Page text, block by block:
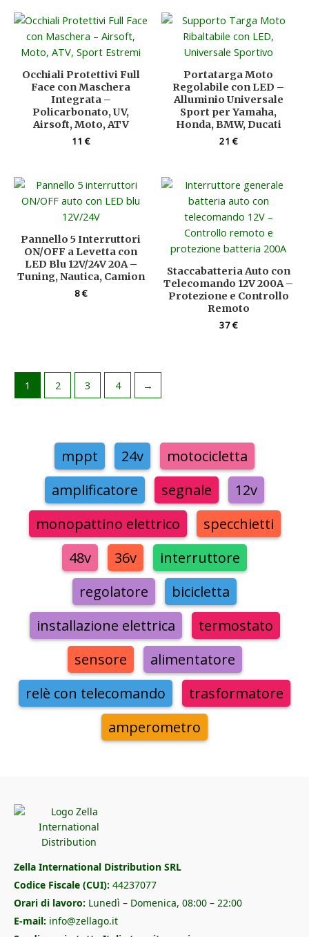
mppt 24v
motocicletta
amplificatore
segnale
12v
monopattino elettrico
specchietti
48v
36v
interruttore
regolatore
bicicletta
installazione elettrica
termostato
sensore
alimentatore
relè con telecomando
trasformatore
amperometro
Occhiali Protettivi Full
Face con Maschera
Integrata –
Policarbonato, UV,
Airsoft, Moto, ATV
11€
Portatarga Moto
Regolabile con LED –
Alluminio Universale
Sport per Yamaha,
Honda, BMW, Ducati
21€
Pannello 5 Interruttori
ON/OFF a Levetta con
LED Blu 12V/24V 20A –
Tuning, Nautica, Camion
8€
Staccabatteria Auto con
Telecomando 12V 200A –
Protezione e Controllo
Remoto
37€
1 2 3 4 →
Zella International Distribution SRL
Codice Fiscale (CUI): 44237077
Orari di lavoro: Lunedì – Domenica, 08:00 – 22:00
E-mail: info@zellago.it